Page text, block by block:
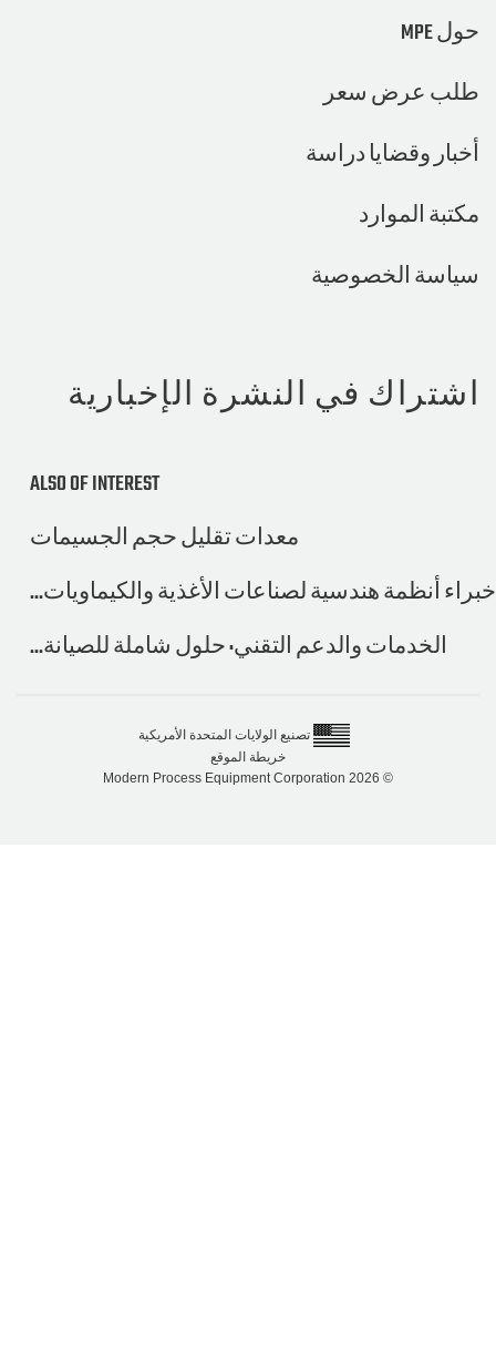
عرض سعر
وقضايا دراسة
الموارد
الخصوصية
في النشرة الإخبارية
ALSO OF INTEREST
معدات تقليل حجم الجسيمات
هندسية لصناعات الأغذية والكيماويات...
والدعم التقني: حلول شاملة للصيانة...
تصنيع الولايات المتحدة الأمريكية
خريطة الموقع